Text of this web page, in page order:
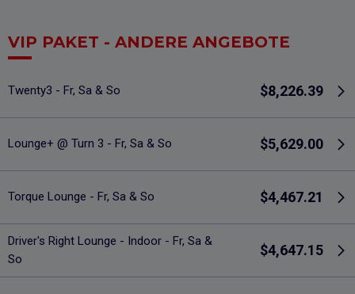
VIP PAKET - ANDERE ANGEBOTE
Twenty3 - Fr, Sa & So $8,226.39
Lounge+ @ Turn 3 - Fr, Sa & So $5,629.00
Torque Lounge - Fr, Sa & So $4,467.21
Driver's Right Lounge - Indoor - Fr, Sa &
So
$4,647.15